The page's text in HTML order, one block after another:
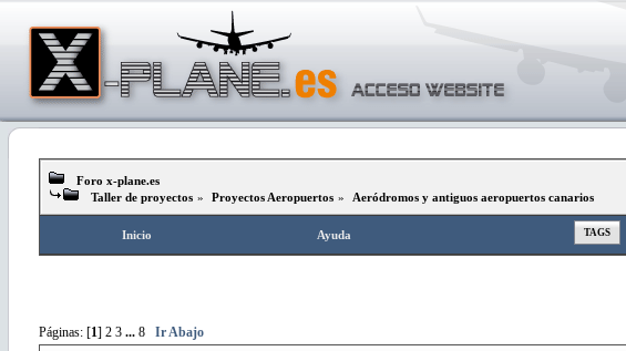
Foro x-plane.es
Taller de proyectos » Proyectos Aeropuertos » Aeródromos y antiguos aeropuertos canarios
Inicio Ayuda TAGS
Páginas: [1] 2 3 ... 8 Ir Abajo